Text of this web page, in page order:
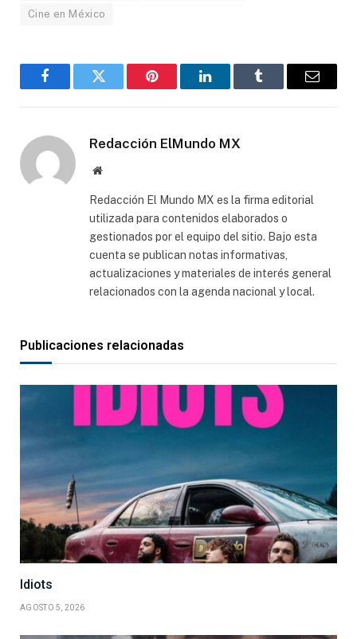
Cine en México
FacebookGorjeo Pinterest LinkedInTumblr
Correo
Redacción ElMundo MX
Sitio
Redacción El Mundo MX es la firma editorial
utilizada para contenidos elaborados o
gestionados por el equipo del sitio. Bajo esta
cuenta se publican notas informativas,
actualizaciones y materiales de interés general
relacionados con la agenda nacional y local.
Publicaciones relacionadas
Idiots
AGOSTO 5, 2026